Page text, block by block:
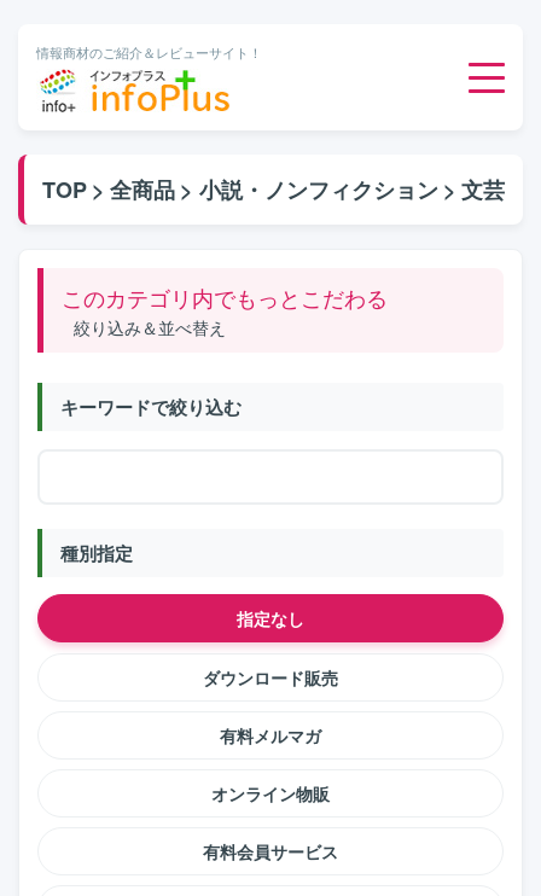
情報商材のご紹介＆レビューサイト！
オンライン物販
TOP> 全商品> 小説・ノンフィクション > 文芸
このカテゴリ内でもっとこだわる
絞り込み＆並べ替え
キーワードで絞り込む
種別指定
指定なし
ダウンロード販売
有料メルマガ
オンライン物販
有料会員サービス